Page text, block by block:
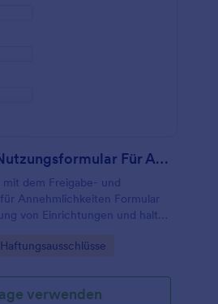
Freigabe Und Nutzungsformular Für Annehmlichkeiten
dem Freigabe- und
Annehmlichkeiten Formular
von Einrichtungen und halten
und Betreiber von
verwenden